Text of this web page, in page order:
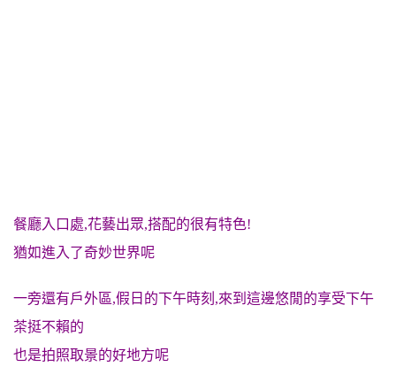
餐廳入口處,花藝出眾,搭配的很有特色!
猶如進入了奇妙世界呢
一旁還有戶外區,假日的下午時刻,來到這邊悠閒的享受下午
茶挺不賴的
也是拍照取景的好地方呢